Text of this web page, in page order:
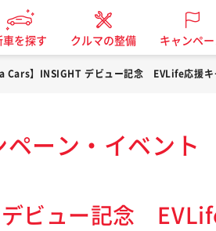
車を探す クルマの整備 キャンペー
Cars】INSIGHT デビュー記念 EVLife応援キ
ペーン・イベント
ビュー記念